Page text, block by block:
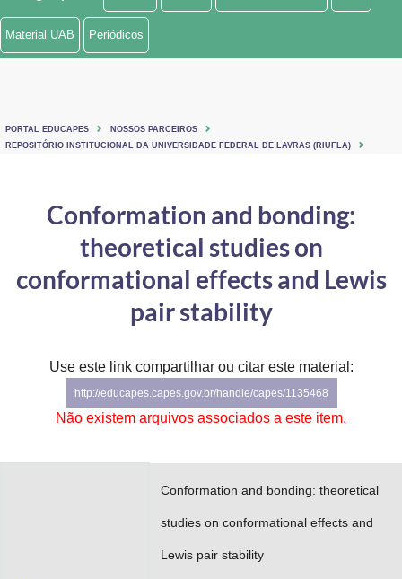
Ministério de Minas e Energia
Ministério do Turismo
Controladoria-Geral da União
Gabinete de Segurança Institucional
Advocacia-Geral da União
Material UAB Periódicos
PORTAL EDUCAPES
NOSSOS PARCEIROS
REPOSITÓRIO INSTITUCIONAL DA UNIVERSIDADE FEDERAL DE LAVRAS (RIUFLA)
Conformation and bonding:
theoretical studies on
conformational effects and Lewis
pair stability
Use este link compartilhar ou citar este material:
http://educapes.capes.gov.br/handle/capes/1135468
Não existem arquivos associados a este item.
Conformation and bonding: theoretical
studies on conformational effects and
Lewis pair stability